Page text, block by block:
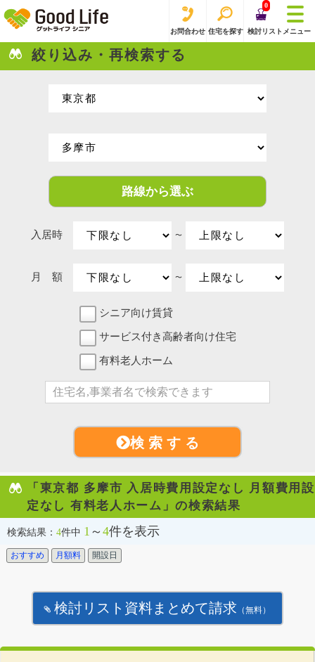
お問合わせ 住宅を探す
0
検討リスト メニュー
絞り込み・再検索する
路線から選ぶ
入居時 〜
月 額 〜
シニア向け賃貸
サービス付き高齢者向け住宅
有料老人ホーム
検 索 す る
「東京都 多摩市 入居時費用設定なし 月額費用設
定なし 有料老人ホーム」の検索結果
検索結果： 4件中 1 ～ 4件を表示
おすすめ 月額料 開設日
検討リスト資料まとめて請求 （無料）